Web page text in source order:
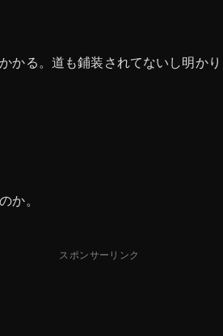
かる。道も鋪装されてないし明かり
か。
スポンサーリンク